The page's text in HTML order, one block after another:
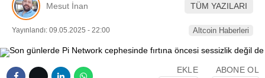
Telegram
Mesut İnan TÜM YAZILARI
Yayınlandı: 09.05.2025 - 22:00 Altcoin Haberleri
EKLE ABONE OL